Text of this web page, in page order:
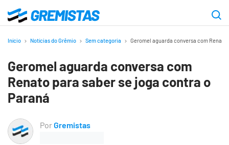
para
principal
Gremistas
Início Notícias do Grêmio Sem categoria Geromel aguarda conversa com
Geromel aguarda conversa com
Renato para saber se joga contra o
Paraná
PorGremistas